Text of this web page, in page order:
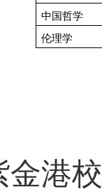
中国哲学
伦理学
金港